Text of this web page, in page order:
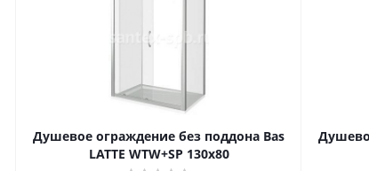
Душевое ограждение без поддона Bas
LATTE WTW+SP 130х80